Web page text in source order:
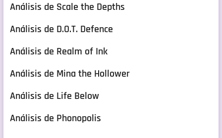
Análisis de Scale the Depths
Análisis de D.O.T. Defence
Análisis de Realm of Ink
Análisis de Mina the Hollower
Análisis de Life Below
Análisis de Phonopolis